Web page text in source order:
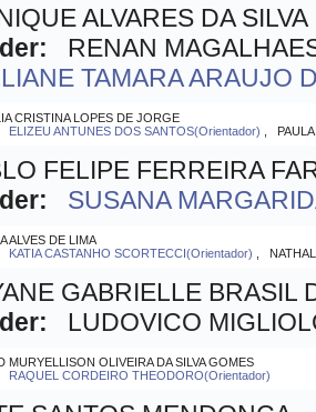
ALVARES DA SILVA
RENAN
TAMARA ARAUJO
CRISTINA LOPES DE JORGE
ELIZEU ANTUNES DOS SANTOS(Orientador) ,
FELIPE FERREIRA
SUSANA
ALVES DE LIMA
KATIA CASTANHO SCORTECCI(Orientador) ,
GABRIELLE BRASIL
LUDOVICO
MURYELLISON OLIVEIRA DA SILVA GOMES
RAQUEL CORDEIRO THEODORO(Orientador)